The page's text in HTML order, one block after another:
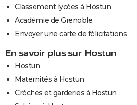
Classement lycées à Hostun
Académie de Grenoble
Envoyer une carte de félicitations
En savoir plus sur Hostun
Hostun
Maternités à Hostun
Crèches et garderies à Hostun